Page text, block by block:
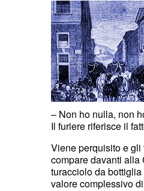
– Non ho nulla, non
Il furiere riferisce il
Viene perquisito e
compare davanti alla
turacciolo da
valore complessivo